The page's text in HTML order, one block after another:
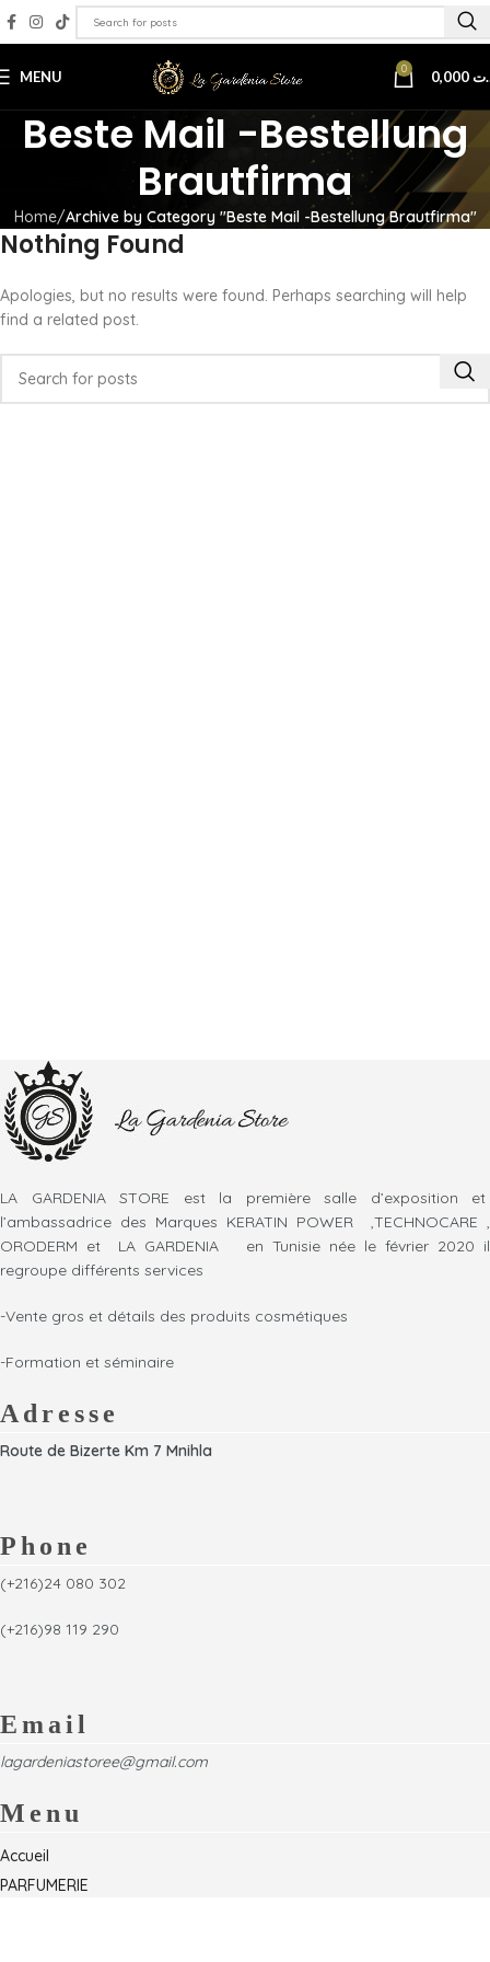
MENU 0
Beste Mail -Bestellung
Brautfirma
Home Archive by Category "Beste Mail -Bestellung Brautfirma"
Nothing Found
Apologies, but no results were found. Perhaps searching will help
find a related post.
LA GARDENIA STORE est la première salle d’exposition et
l’ambassadrice des Marques KERATIN POWER ,TECHNOCARE ,
ORODERM et LA GARDENIA en Tunisie née le février 2020 il
regroupe différents services
-Vente gros et détails des produits cosmétiques
-Formation et séminaire
Adresse
Route de Bizerte Km 7 Mnihla
Phone
(+216)24 080 302
(+216)98 119 290
Email
lagardeniastoree@gmail.com
Menu
Accueil
PARFUMERIE